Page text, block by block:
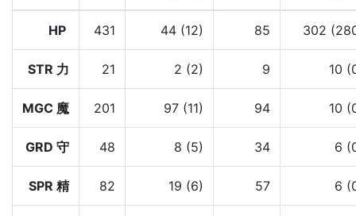
HP 431 44 (12) 85 302
STR 力 21 2 (2) 9 10
MGC 魔 201 97 (11) 94 10
GRD 守 48 8 (5) 34 6
SPR 精 82 19 (6) 57 6